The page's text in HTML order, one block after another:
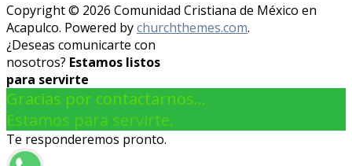
Copyright © 2026 Comunidad Cristiana de México en
Acapulco. Powered bychurchthemes.com.
¿Deseas comunicarte con
nosotros? Estamos listos
para servirte
Gracias por contactarnos...
Estamos para servirte.
Te responderemos pronto.